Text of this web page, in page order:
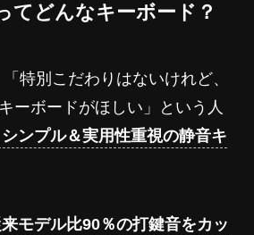
てどんなキーボード？
特別こだわりはないけれど、
ーボードがほしい」という人
シンプル＆実用性重視の静音キ
モデル比90％の打鍵音をカッ